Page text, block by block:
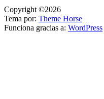
Copyright ©2026
Tema por: Theme Horse
Funciona gracias a: WordPress